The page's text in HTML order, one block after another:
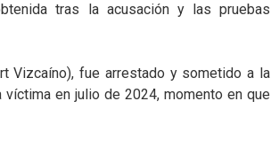
tras la acusación y las pruebas
Vizcaíno), fue arrestado y sometido a la
en julio de 2024, momento en que